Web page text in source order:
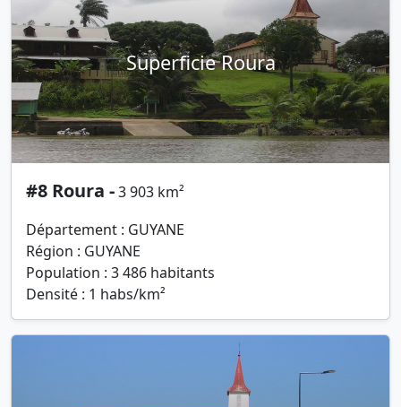
Superficie Roura
#8 Roura -3 903 km²
Département : GUYANE
Région : GUYANE
Population : 3 486 habitants
Densité : 1 habs/km²